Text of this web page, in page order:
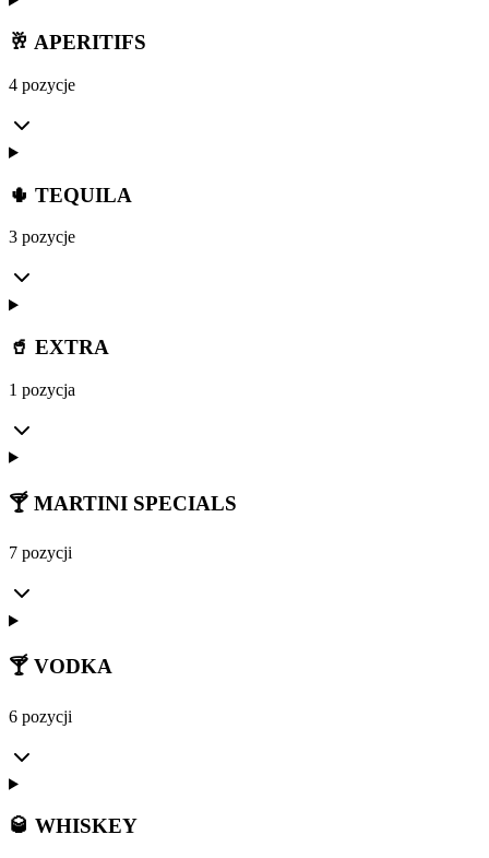
🥂 APERITIFS
4 pozycje
🌵 TEQUILA
3 pozycje
🥤 EXTRA
1 pozycja
🍸 MARTINI SPECIALS
7 pozycji
🍸 VODKA
6 pozycji
🥃 WHISKEY